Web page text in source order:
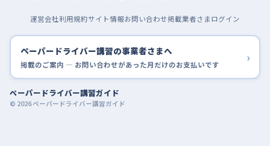
運営会社利用規約サイト情報お問い合わせ掲載業者さまログイン
ペーパードライバー講習の事業者さまへ
掲載のご案内 — お問い合わせがあった月だけのお支払いです ›
ペーパードライバー講習ガイド
© 2026 ペーパードライバー講習ガイド